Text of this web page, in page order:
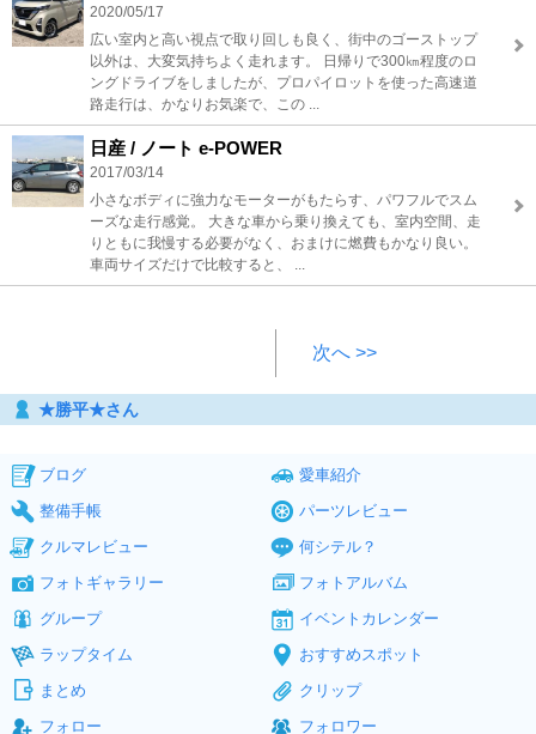
2020/05/17
広い室内と高い視点で取り回しも良く、街中のゴーストップ
以外は、大変気持ちよく走れます。 日帰りで300㎞程度のロ
ングドライブをしましたが、プロパイロットを使った高速道
路走行は、かなりお気楽で、この ...
日産 / ノート e-POWER
2017/03/14
小さなボディに強力なモーターがもたらす、パワフルでスム
ーズな走行感覚。 大きな車から乗り換えても、室内空間、走
りともに我慢する必要がなく、おまけに燃費もかなり良い。
車両サイズだけで比較すると、 ...
次へ >>
★勝平★さん
ブログ
愛車紹介
整備手帳
パーツレビュー
クルマレビュー
何シテル？
フォトギャラリー
フォトアルバム
グループ
イベントカレンダー
ラップタイム
おすすめスポット
まとめ
クリップ
フォロー
フォロワー